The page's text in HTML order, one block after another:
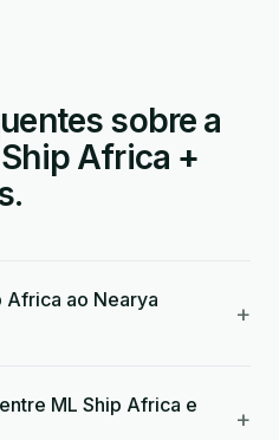
sobre a
Africa +
Africa ao Nearya
+
ML Ship Africa e
+